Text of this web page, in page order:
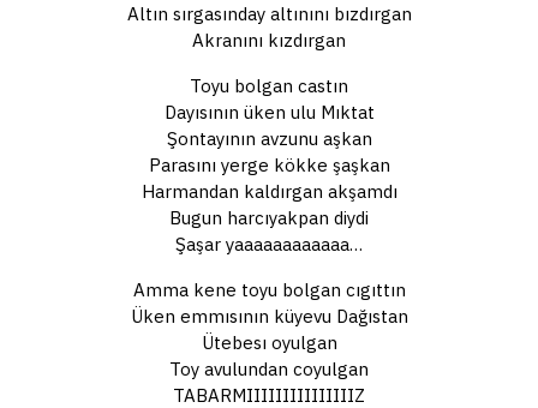
Altın sırgasınday altınını bızdırgan
Akranını kızdırgan
Toyu bolgan castın
Dayısının üken ulu Mıktat
Şontayının avzunu aşkan
Parasını yerge kökke şaşkan
Harmandan kaldırgan akşamdı
Bugun harcıyakpan diydi
Şaşar yaaaaaaaaaaaa…
Amma kene toyu bolgan cıgıttın
Üken emmısının küyevu Dağıstan
Ütebesı oyulgan
Toy avulundan coyulgan
TABARMIIIIIIIIIIIIIIIZ